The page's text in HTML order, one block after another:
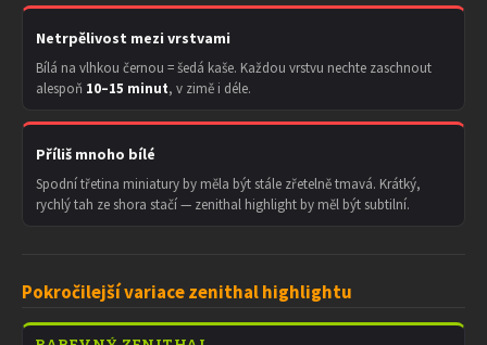
Netrpělivost mezi vrstvami
Bílá na vlhkou černou = šedá kaše. Každou vrstvu nechte zaschnout
alespoň 10–15 minut, v zimě i déle.
Příliš mnoho bílé
Spodní třetina miniatury by měla být stále zřetelně tmavá. Krátký,
rychlý tah ze shora stačí — zenithal highlight by měl být subtilní.
Pokročilejší variace zenithal highlightu